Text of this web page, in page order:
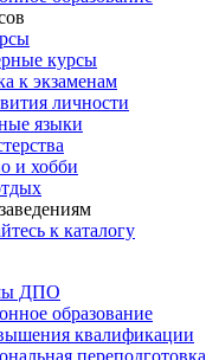
курсы
к экзаменам
личности
языки
и хобби
к каталогу
ДПО
образование
квалификации
переподготовка